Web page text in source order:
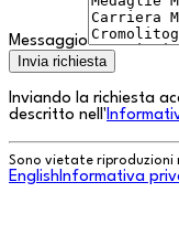
Messaggio
Invia richiesta
Inviando la richiesta
descritto nell'
Sono vietate riproduzioni
English Informativa